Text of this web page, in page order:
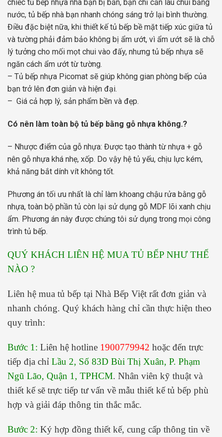
chiếc tủ bếp nhựa nhà bạn bị bẩn, bạn chỉ cần lau chùi bằng
nước, tủ bếp nhà bạn nhanh chóng sáng trở lại bình thường.
Điều đặc biệt nữa, khi thiết kế tủ bếp bề mặt tiếp xúc giữa tủ
và tường phải đảm bảo không bị ẩm ướt, vì ẩm ướt sẽ là chỗ
lý tưởng cho mối mọt chui vào đấy, nhưng tủ bếp nhựa sẽ
ngăn cách ẩm ướt từ tường.
– Tủ bếp nhựa Picomat sẽ giúp không gian phòng bếp của
bạn trở lên đơn giản và hiện đại.
– Giá cả hợp lý, sản phẩm bền và đẹp.
Có nên làm toàn bộ tủ bếp bằng gỗ nhựa không.?
– Nhược điểm của gỗ nhựa: Được tạo thành từ nhựa + gỗ
nên gỗ nhựa khá nhẹ, xốp. Do vậy hệ tủ yếu, chịu lực kém,
khả năng bắt dính vít không tốt.
Phương án tối ưu nhất là chỉ làm khoang chậu rửa bằng gỗ
nhựa, toàn bộ phần tủ còn lại sử dụng gỗ MDF lõi xanh chịu
ẩm. Phương án này được chúng tôi sử dụng trong mọi công
trình tủ bếp.
QUÝ KHÁCH LIÊN HỆ MUA TỦ BẾP NHƯ THẾ
NÀO ?
Liên hệ mua tủ bếp tại Nhà Bếp Việt rất đơn giản và
nhanh chóng. Quý khách hàng chỉ cần thực hiện theo
quy trình:
Bước 1: Liên hệ hotline 1900779942 hoặc đến trực
tiếp địa chỉ Lầu 2, Số 83D Bùi Thị Xuân, P. Phạm
Ngũ Lão, Quận 1, TPHCM. Nhân viên kỹ thuật và
thiết kế sẽ trực tiếp tư vấn về mẫu thiết kế tủ bếp phù
hợp và giải đáp thông tin thắc mắc.
Bước 2: Ký hợp đồng thiết kế, cung cấp thông tin về